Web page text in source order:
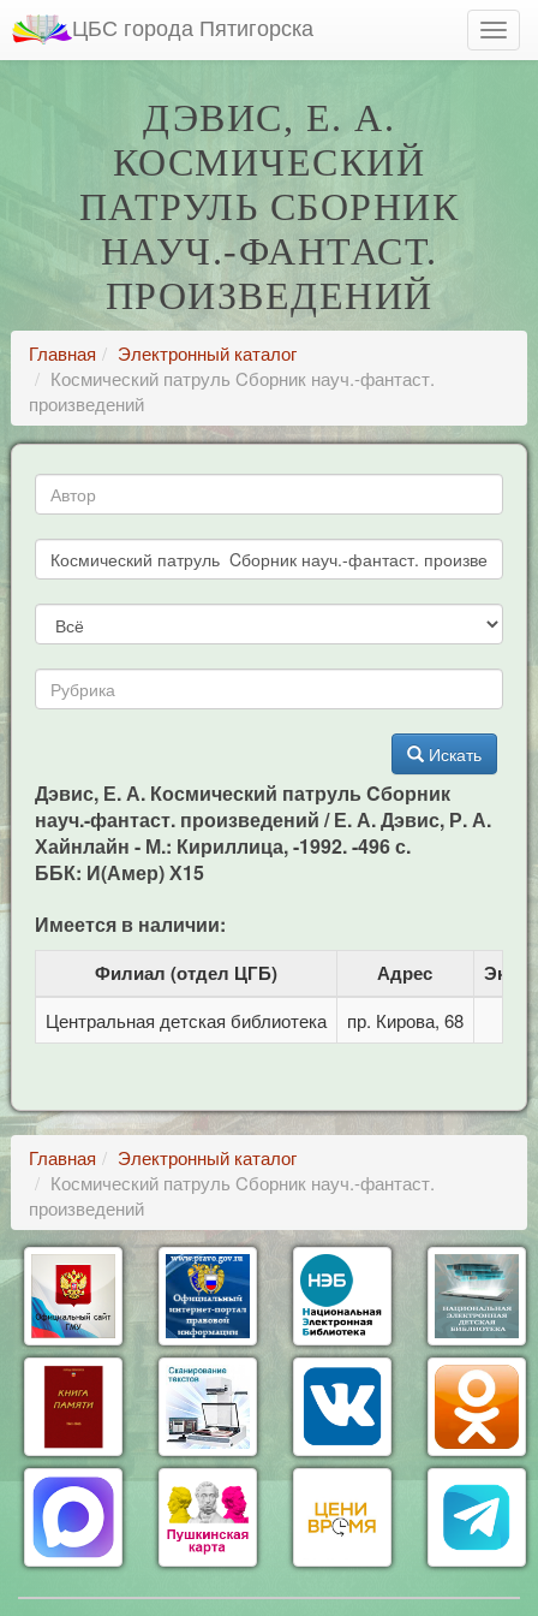
ЦБС города Пятигорска
ДЭВИС, Е. А.
КОСМИЧЕСКИЙ
ПАТРУЛЬ CБОРНИК
НАУЧ.-ФАНТАСТ.
ПРОИЗВЕДЕНИЙ
Главная
Электронный каталог
Космический патруль Cборник науч.-фантаст.
произведений
Искать
Дэвис, Е. А. Космический патруль Cборник
науч.-фантаст. произведений / Е. А. Дэвис, Р. А.
Хайнлайн - М.: Кириллица, -1992. -496 с.
ББК: И(Амер) Х15
Имеется в наличии:
Филиал (отдел ЦГБ) Адрес
Центральная детская библиотека пр. Кирова, 68
Главная
Электронный каталог
Космический патруль Cборник науч.-фантаст.
произведений